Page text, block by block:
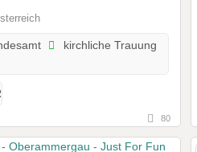
kirchliche Trauung
80